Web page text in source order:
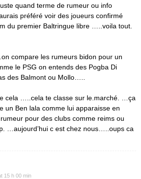
quand terme de rumeur ou info
préféré voir des joueurs confirmé
du premier Baltringue libre …..voila tout.
compare les rumeurs bidon pour un
le PSG on entends des Pogba Di
des Balmont ou Mollo…..
cela …..cela te classe sur le.marché. …ça
un Ben lala comme lui apparaisse en
pour des clubs comme reims ou
…aujourd’hui c est chez nous…..oups ca
15 h 00 min